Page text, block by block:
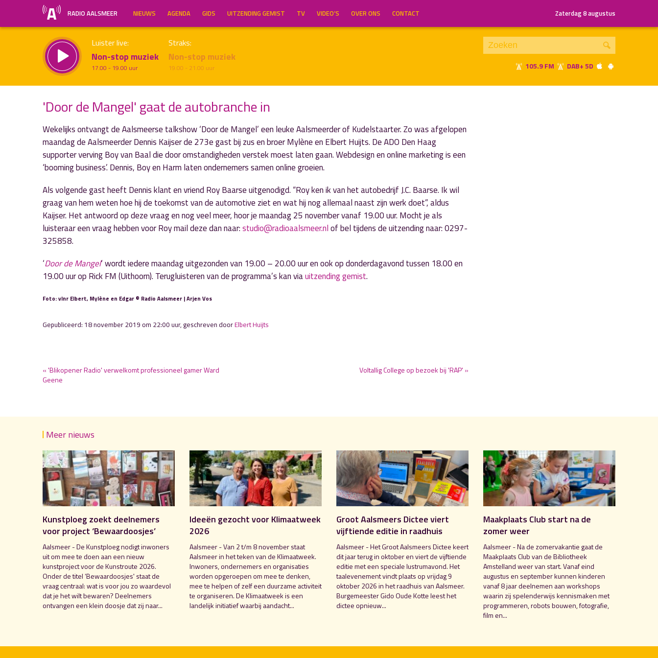
RADIO AALSMEER NIEUWS AGENDA GIDS UITZENDING GEMIST TV VIDEO’S OVER ONS CONTACT Zaterdag 8 augustus
Luister live:
Non-stop muziek
17.00 - 19.00 uur
Straks:
Non-stop muziek
19.00 - 21.00 uur 105.9 FM DAB+ 5D
Inklappen
'Door de Mangel' gaat de autobranche in
Wekelijks ontvangt de Aalsmeerse talkshow ‘Door de Mangel’ een leuke Aalsmeerder of Kudelstaarter. Zo was afgelopen
maandag de Aalsmeerder Dennis Kaijser de 273e gast bij zus en broer Mylène en Elbert Huijts. De ADO Den Haag
supporter verving Boy van Baal die door omstandigheden verstek moest laten gaan. Webdesign en online marketing is een
‘booming business’. Dennis, Boy en Harm laten ondernemers samen online groeien.
Als volgende gast heeft Dennis klant en vriend Roy Baarse uitgenodigd. “Roy ken ik van het autobedrijf J.C. Baarse. Ik wil
graag van hem weten hoe hij de toekomst van de automotive ziet en wat hij nog allemaal naast zijn werk doet”, aldus
Kaijser. Het antwoord op deze vraag en nog veel meer, hoor je maandag 25 november vanaf 19.00 uur. Mocht je als
luisteraar een vraag hebben voor Roy mail deze dan naar:studio@radioaalsmeer.nlof bel tijdens de uitzending naar: 0297-
325858.
‘Door de Mangel‘ wordt iedere maandag uitgezonden van 19.00 – 20.00 uur en ook op donderdagavond tussen 18.00 en
19.00 uur op Rick FM (Uithoorn). Terugluisteren van de programma’s kan viauitzending gemist.
Foto: vlnr Elbert, Mylène en Edgar © Radio Aalsmeer | Arjen Vos
Gepubliceerd: 18 november 2019 om 22:00 uur, geschreven doorElbert Huijts
« 'Blikopener Radio' verwelkomt professioneel gamer Ward
Geene
Voltallig College op bezoek bij 'RAP' »
Meer nieuws
Kunstploeg zoekt deelnemers
voor project ‘Bewaardoosjes’
Aalsmeer - De Kunstploeg nodigt inwoners
uit om mee te doen aan een nieuw
kunstproject voor de Kunstroute 2026.
Onder de titel ‘Bewaardoosjes' staat de
vraag centraal: wat is voor jou zo waardevol
dat je het wilt bewaren? Deelnemers
ontvangen een klein doosje dat zij naar...
Ideeën gezocht voor Klimaatweek
2026
Aalsmeer - Van 2 t/m 8 november staat
Aalsmeer in het teken van de Klimaatweek.
Inwoners, ondernemers en organisaties
worden opgeroepen om mee te denken,
mee te helpen of zelf een duurzame activiteit
te organiseren. De Klimaatweek is een
landelijk initiatief waarbij aandacht...
Groot Aalsmeers Dictee viert
vijftiende editie in raadhuis
Aalsmeer - Het Groot Aalsmeers Dictee keert
dit jaar terug in oktober en viert de vijftiende
editie met een speciale lustrumavond. Het
taalevenement vindt plaats op vrijdag 9
oktober 2026 in het raadhuis van Aalsmeer.
Burgemeester Gido Oude Kotte leest het
dictee opnieuw...
Maakplaats Club start na de
zomer weer
Aalsmeer - Na de zomervakantie gaat de
Maakplaats Club van de Bibliotheek
Amstelland weer van start. Vanaf eind
augustus en september kunnen kinderen
vanaf 8 jaar deelnemen aan workshops
waarin zij spelenderwijs kennismaken met
programmeren, robots bouwen, fotografie,
film en...